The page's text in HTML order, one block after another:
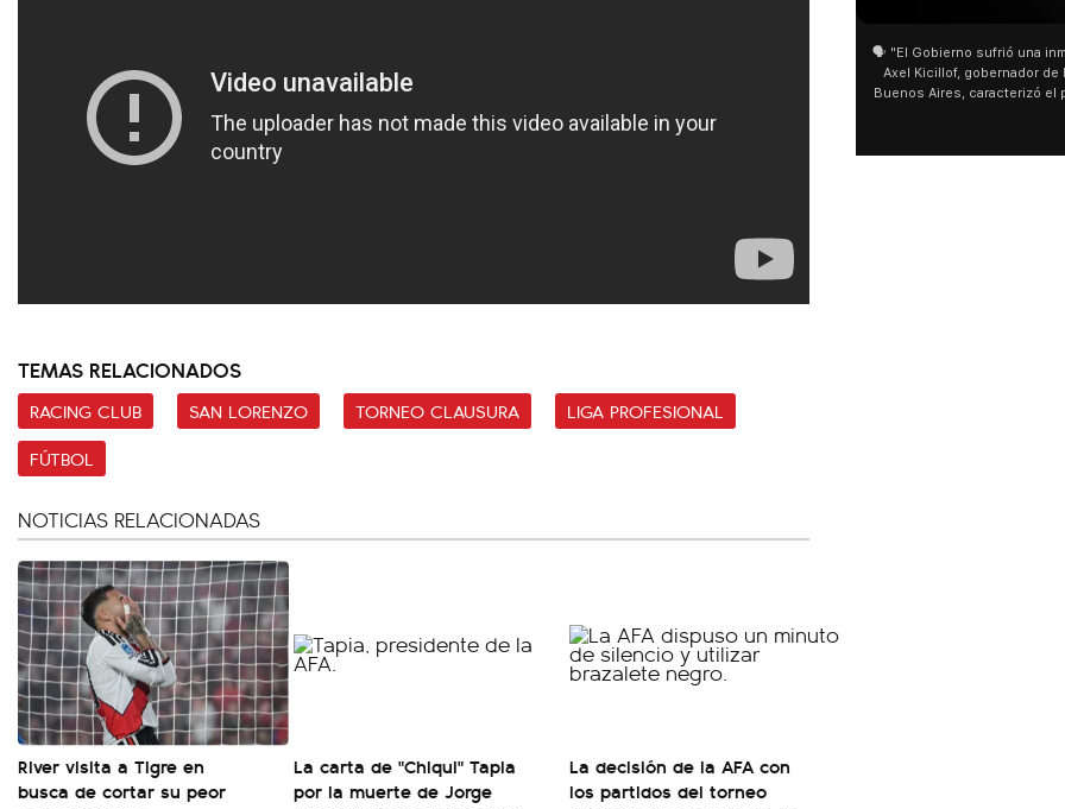
TEMAS RELACIONADOS
RACING CLUB SAN LORENZO TORNEO CLAUSURA
LIGA PROFESIONAL
FÚTBOL
NOTICIAS RELACIONADAS
River visita a Tigre en
busca de cortar su peor
La carta de "Chiqui" Tapia
por la muerte de Jorge
La decisión de la AFA con
los partidos del torneo
🗣️ "El Gobierno sufrió una inmensa
Axel Kicillof, gobernador de la
Buenos Aires, caracterizó el
como "una lista sábana con temas
y destacó "la movilización popular".